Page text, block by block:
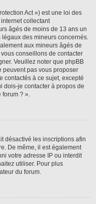
Act ») est une loi des
collectant
âgés de moins de 13 ans un
des mineurs concernés.
aux mineurs âgés de
conseillons de contacter
Veuillez noter que phpBB
peuvent pas vous proposer
contactés à ce sujet, excepté
dois-je contacter à propos de
? ».
désactivé les inscriptions afin
De même, il est également
votre adresse IP ou interdit
utiliser. Pour plus
du forum.